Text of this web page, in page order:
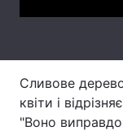
Сливове
квіти і
"Воно